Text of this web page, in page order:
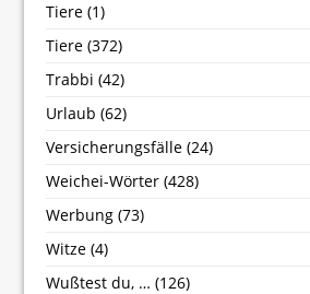
Tiere (1)
Tiere (372)
Trabbi (42)
Urlaub (62)
Versicherungsfälle (24)
Weichei-Wörter (428)
Werbung (73)
Witze (4)
Wußtest du, … (126)